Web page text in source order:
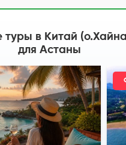
туры в Китай
для Астаны